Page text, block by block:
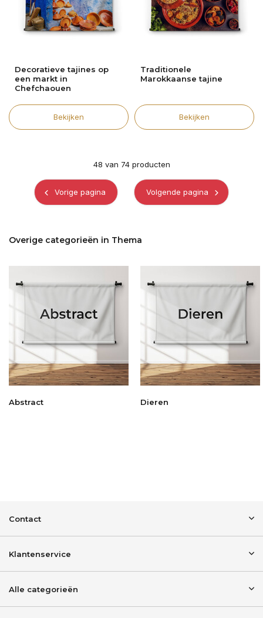
Decoratieve tajines op
een markt in
Chefchaouen
Bekijken
Traditionele
Marokkaanse tajine
Bekijken
48 van 74producten
Vorige pagina Volgende pagina
Overige categorieën in Thema
Abstract Dieren
Contact
Klantenservice
Alle categorieën